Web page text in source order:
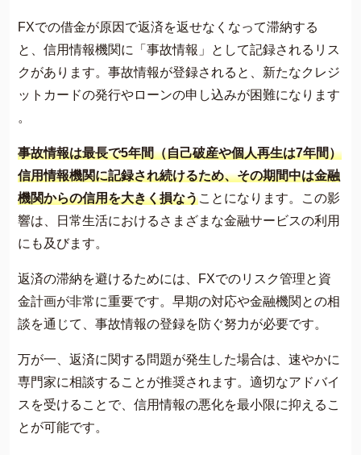
FXでの借金が原因で返済を返せなくなって滞納する
と、信用情報機関に「事故情報」として記録されるリス
クがあります。事故情報が登録されると、新たなクレジ
ットカードの発行やローンの申し込みが困難になります​​
。
事故情報は最長で5年間（自己破産や個人再生は7年間）
信用情報機関に記録され続けるため、その期間中は金融
機関からの信用を大きく損なうことになります。この影
響は、日常生活におけるさまざまな金融サービスの利用
にも及びます​​。
返済の滞納を避けるためには、FXでのリスク管理と資
金計画が非常に重要です。早期の対応や金融機関との相
談を通じて、事故情報の登録を防ぐ努力が必要です​​。
万が一、返済に関する問題が発生した場合は、速やかに
専門家に相談することが推奨されます。適切なアドバイ
スを受けることで、信用情報の悪化を最小限に抑えるこ
とが可能です​​。